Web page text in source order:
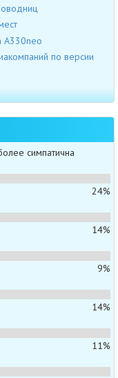
A330neo
по версии
симпатична
24%
14%
9%
14%
11%